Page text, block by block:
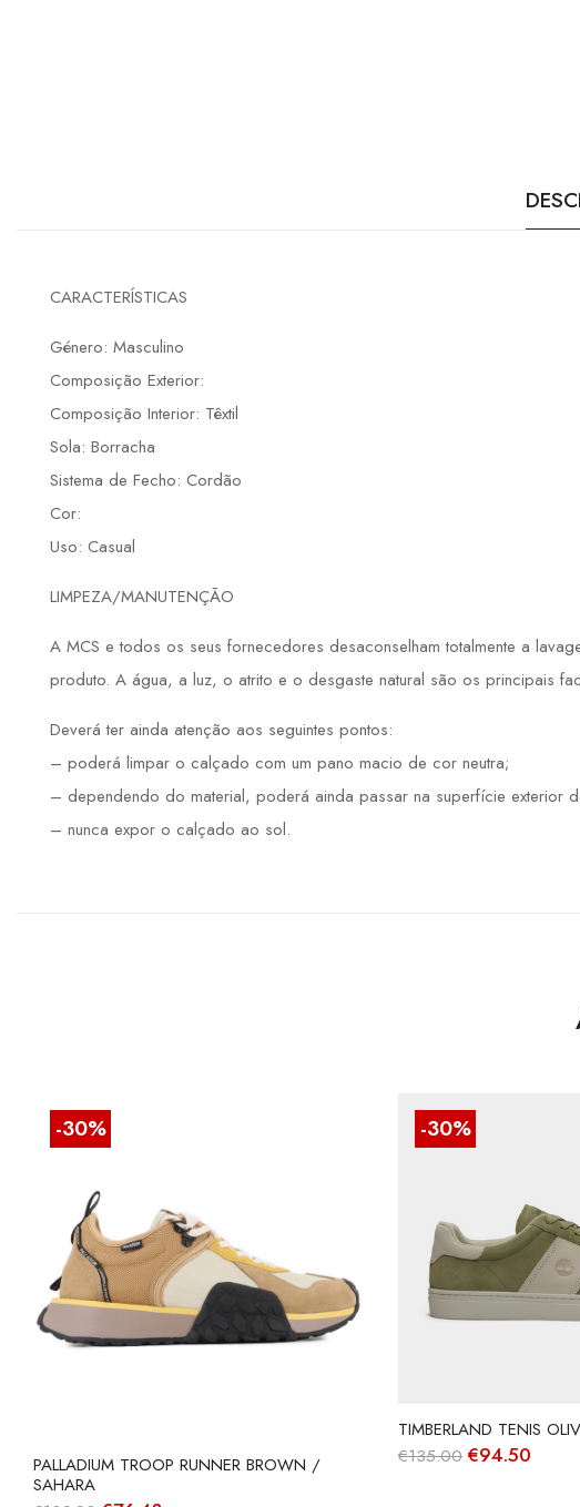
CARACTERÍSTICAS
Género: Masculino
Composição Exterior:
Composição Interior: Têxtil
Sola: Borracha
Sistema de Fecho: Cordão
Cor:
Uso: Casual
LIMPEZA/MANUTENÇÃO
A MCS e todos os seus fornecedores desaconselham totalmente a
produto. A água, a luz, o atrito e o desgaste natural são os principais
Deverá ter ainda atenção aos seguintes pontos:
– poderá limpar o calçado com um pano macio de cor neutra;
– dependendo do material, poderá ainda passar na superfície exterior
– nunca expor o calçado ao sol.
-30%
PALLADIUM TROOP RUNNER BROWN /
SAHARA
-30%
TIMBERLAND TENIS
€135.00 O
€94.50